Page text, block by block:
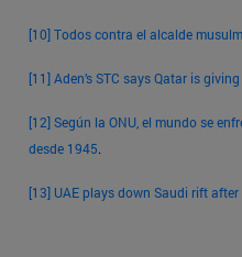
[10]Todos contra el alcalde
[11]Aden’s STC says Qatar is
[12]Según la ONU, el mundo se
desde 1945.
[13] UAE plays down Saudi rift